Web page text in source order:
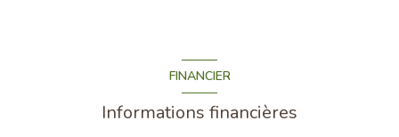
FINANCIER
Informations financières